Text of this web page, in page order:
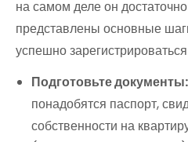
на самом деле он
представлены основные
успешно
Подготовьте документы:
понадобятся паспорт,
собственности на